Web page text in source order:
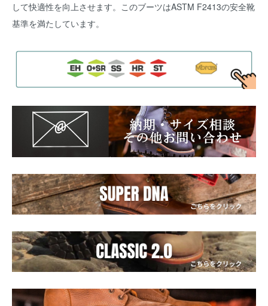
して快適性を向上させます。このブーツはASTM F2413の安全靴
基準を満たしています。